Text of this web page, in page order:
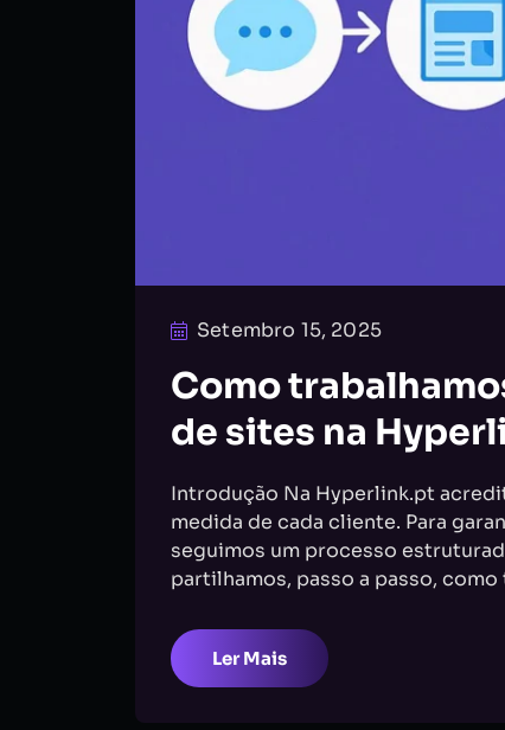
Setembro 15, 2025
Como
de sites na
Introdução Na Hyperlink.pt
medida de cada cliente. Para
seguimos um processo
partilhamos, passo a passo,
Ler Mais